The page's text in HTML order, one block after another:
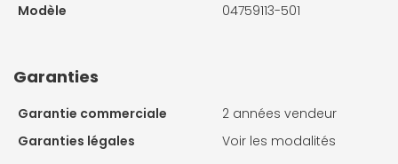
Modèle
04759113-501
Garanties
Garantie commerciale
2 années vendeur
Garanties légales
Voir les modalités